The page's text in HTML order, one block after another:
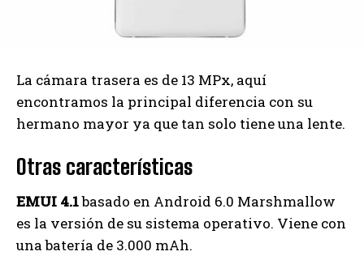
La cámara trasera es de 13 MPx, aquí
encontramos la principal diferencia con su
hermano mayor ya que tan solo tiene una lente.
Otras características
EMUI 4.1basado en Android 6.0 Marshmallow
es la versión de su sistema operativo. Viene con
una batería de 3.000 mAh.